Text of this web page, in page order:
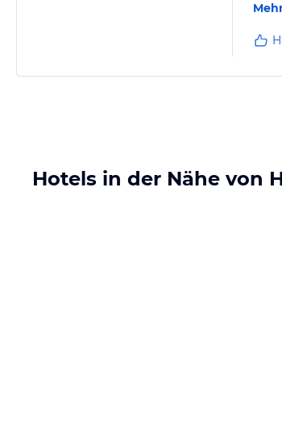
Es
Hotels in der Nähe von